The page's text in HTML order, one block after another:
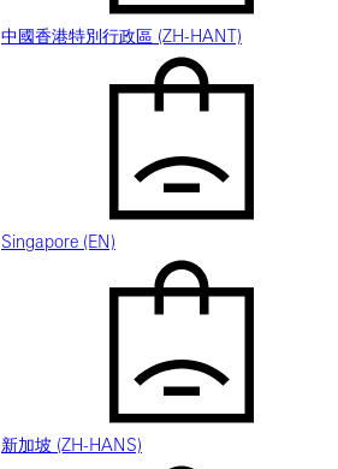
中國香港特別行政區 (ZH-HANT)
Singapore (EN)
新加坡 (ZH-HANS)